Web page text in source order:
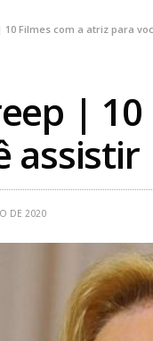
Filmes com a atriz para
| 10
assistir
DE 2020